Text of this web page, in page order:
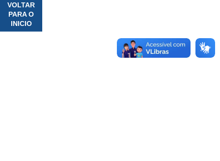
VOLTAR
PARA O
INICIO